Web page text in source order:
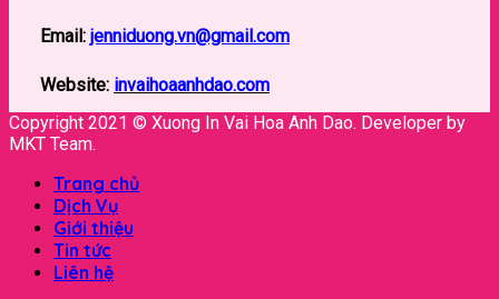
Email: jenniduong.vn@gmail.com
Website: invaihoaanhdao.com
Copyright 2021 © Xuong In Vai Hoa Anh Dao. Developer by
MKT Team.
Trang chủ
Dịch Vụ
Giới thiệu
Tin tức
Liên hệ